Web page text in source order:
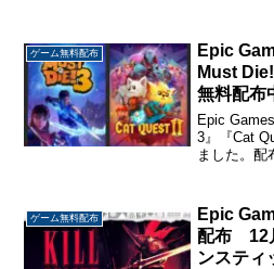
ゲーム無料配布
Epic
Must
無料配布
Epic
3』『Cat
ました。配
ゲーム無料配布
Epic
配布 12
ンスティ